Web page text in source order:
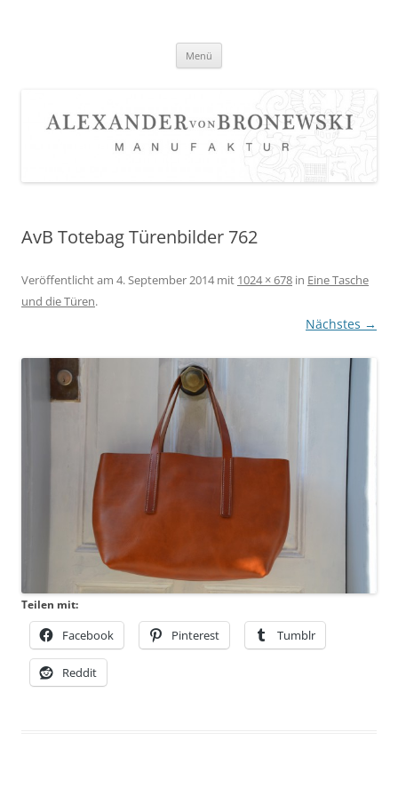
Menü
AvB Totebag Türenbilder 762
Veröffentlicht am 4. September 2014mit 1024 × 678 in Eine Tasche
und die Türen.
Nächstes →
Teilen mit:
Facebook Pinterest Tumblr
Reddit